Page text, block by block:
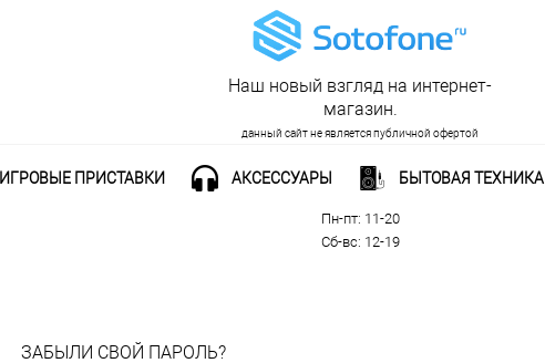
Наш новый взгляд на интернет-
магазин.
данный сайт не является публичной офертой
Рабочее время:
Пн-пт: 11-20
Сб-вс: 12-19
ИГРОВЫЕ ПРИСТАВКИ АКСЕССУАРЫ БЫТОВАЯ ТЕХНИКА
ЗАБЫЛИ СВОЙ ПАРОЛЬ?